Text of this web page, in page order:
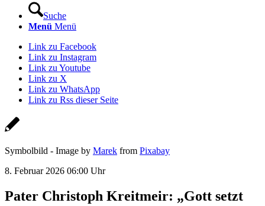
Suche
Menü Menü
Link zu Facebook
Link zu Instagram
Link zu Youtube
Link zu X
Link zu WhatsApp
Link zu Rss dieser Seite
Symbolbild - Image by Marek from Pixabay
8. Februar 2026 06:00 Uhr
Pater Christoph Kreitmeir: „Gott setzt